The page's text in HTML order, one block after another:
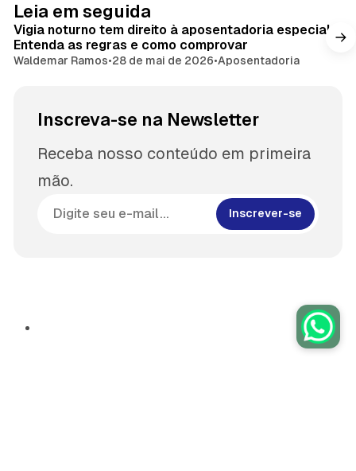
Leia em seguida
Vigia noturno tem direito à aposentadoria especial?
Entenda as regras e como comprovar
Waldemar Ramos•28 de mai de 2026•Aposentadoria
Inscreva-se na Newsletter
Receba nosso conteúdo em primeira
mão.
Inscrever-se